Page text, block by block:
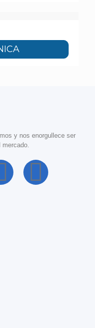
y nos enorgullece ser
mercado.